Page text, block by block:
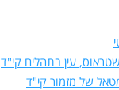
עין בתהלים קי"ד
של מזמור קי"ד